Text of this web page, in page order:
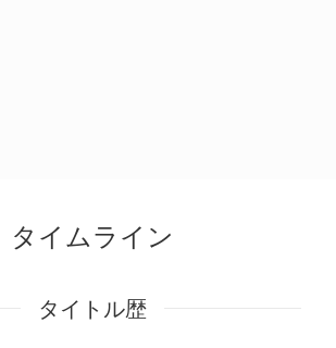
タイムライン
タイトル歴